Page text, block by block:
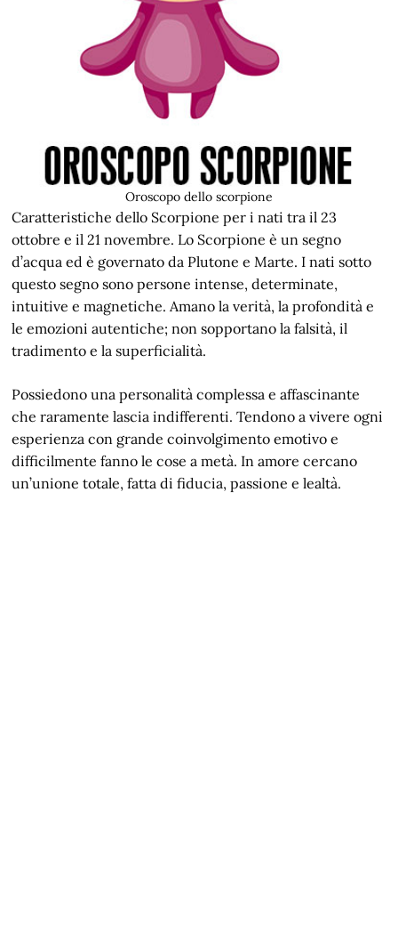
Oroscopo dello scorpione
Caratteristiche dello Scorpione per i nati tra il 23
ottobre e il 21 novembre. Lo Scorpione è un segno
d’acqua ed è governato da Plutone e Marte. I nati sotto
questo segno sono persone intense, determinate,
intuitive e magnetiche. Amano la verità, la profondità e
le emozioni autentiche; non sopportano la falsità, il
tradimento e la superficialità.
Possiedono una personalità complessa e affascinante
che raramente lascia indifferenti. Tendono a vivere ogni
esperienza con grande coinvolgimento emotivo e
difficilmente fanno le cose a metà. In amore cercano
un’unione totale, fatta di fiducia, passione e lealtà.